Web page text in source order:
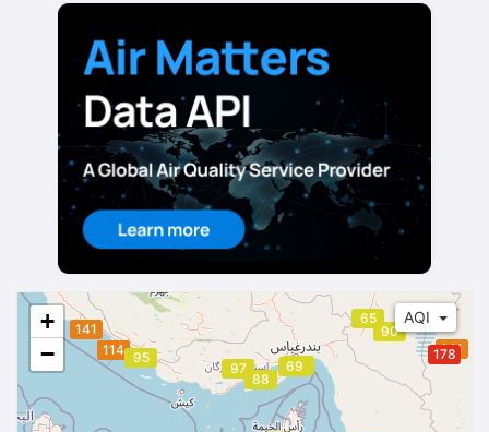
AQI
97
95
88
114
69
90
178
114
141
68
65
141
+
−